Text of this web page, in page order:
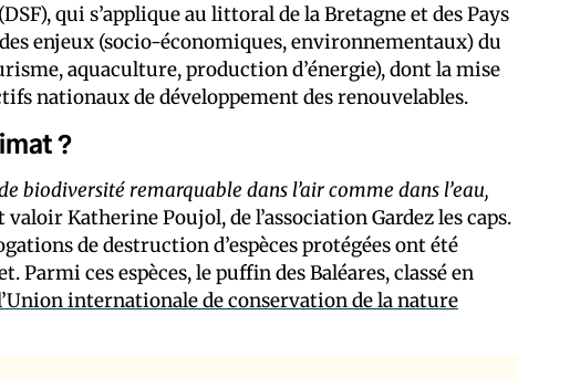
(DSF), qui s’applique au littoral de la Bretagne et des Pays
enjeux (socio-économiques, environnementaux) du
aquaculture, production d’énergie), dont la mise
nationaux de développement des renouvelables.
?
biodiversité remarquable dans l’air comme dans l’eau,
valoir Katherine Poujol, de l’association Gardez les caps.
de destruction d’espèces protégées ont été
ces espèces, le puffin des Baléares, classé en
internationale de conservation de la nature